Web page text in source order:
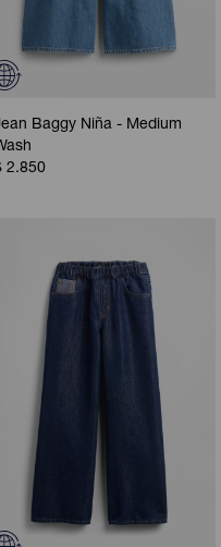
Baggy Niña - Medium
2.850